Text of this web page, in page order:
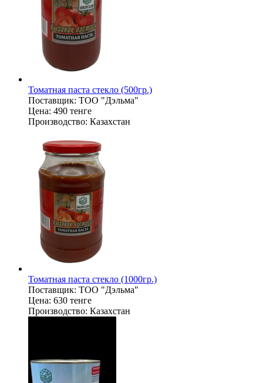
Томатная паста стекло (500гр.)
Поставщик: ТОО "Дэльма"
Цена: 490 тенге
Производство: Казахстан
Томатная паста стекло (1000гр.)
Поставщик: ТОО "Дэльма"
Цена: 630 тенге
Производство: Казахстан